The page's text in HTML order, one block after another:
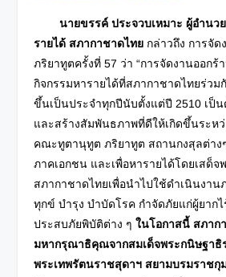
นายขรรค์ ประจวบเหมาะ ผู้อำนว
รายได้ สภากาชาดไทย กล่าวถึง การจั
ภริยาทูตครั้งที่ 57 ว่า “การจัดงานออก
กิจกรรมหารายได้ที่สภากาชาดไทยร่ว
ขึ้นเป็นประจำทุกปีนับตั้งแต่ปี 2510 เป็น
และสร้างสัมพันธภาพที่ดีให้เกิดขึ้นระห
คณะทูตานุทูต ภริยาทูต สถานกงสุลต่าง
ภาคเอกชน และเพื่อหารายได้โดยเสด็จ
สภากาชาดไทยเพื่อนำไปใช้ดำเนินงาน
ทุกข์ บำรุง บำบัดโรค กำจัดภัยแก่ผู้ยาก
ประสบภัยพิบัติต่าง ๆในโอกาสนี้ สภาก
มหากรุณาธิคุณจากสมเด็จพระกนิษฐาธิ
พระเทพรัตนราชสุดาฯ สยามบรมราชกุ